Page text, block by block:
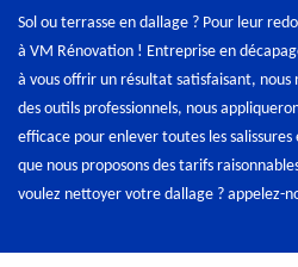
Sol ou terrasse en dallage ? Pour leur
à VM Rénovation ! Entreprise en
à vous offrir un résultat satisfaisant, nous
des outils professionnels, nous
efficace pour enlever toutes les
que nous proposons des tarifs
voulez nettoyer votre dallage ? appelez-